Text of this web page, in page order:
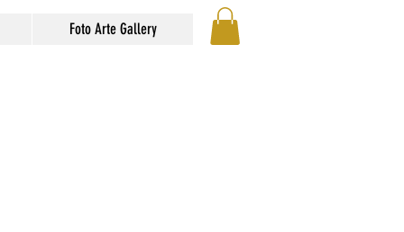
Foto Arte Gallery